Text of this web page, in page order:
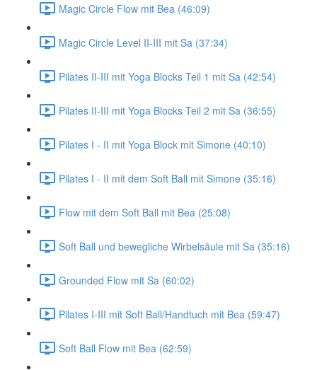
Magic Circle Flow mit Bea (46:09)
Magic Circle Level II-III mit Sa (37:34)
Pilates II-III mit Yoga Blocks Teil 1 mit Sa (42:54)
Pilates II-III mit Yoga Blocks Teil 2 mit Sa (36:55)
Pilates I - II mit Yoga Block mit Simone (40:10)
Pilates I - II mit dem Soft Ball mit Simone (35:16)
Flow mit dem Soft Ball mit Bea (25:08)
Soft Ball und bewegliche Wirbelsäule mit Sa (35:16)
Grounded Flow mit Sa (60:02)
Pilates I-III mit Soft Ball/Handtuch mit Bea (59:47)
Soft Ball Flow mit Bea (62:59)